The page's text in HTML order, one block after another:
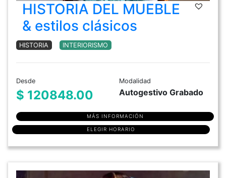
HISTORIA DEL MUEBLE
& estilos clásicos
HISTORIA INTERIORISMO
Desde
$ 120848.00
Modalidad
Autogestivo Grabado
MÁS INFORMACIÓN
ELEGIR HORARIO